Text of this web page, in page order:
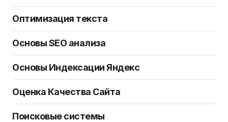
Оптимизация текста
Основы SEO анализа
Основы Индексации Яндекс
Оценка Качества Сайта
Поисковые системы